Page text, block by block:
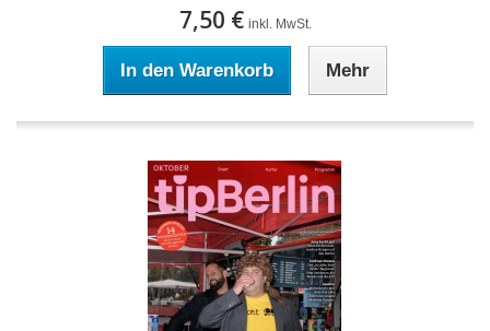
7,50 € inkl. MwSt.
In den Warenkorb Mehr